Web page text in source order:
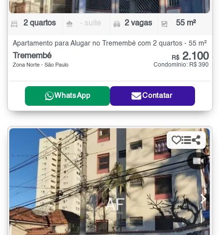
2 quartos - suíte 2 vagas 55 m²
Apartamento para Alugar no Tremembé com 2 quartos - 55 m²
Tremembé
Zona Norte - São Paulo
R$ 2.100
Condomínio: R$ 390
WhatsApp Contatar